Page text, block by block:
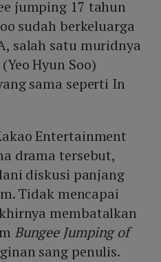
jumping 17 tahun
sudah berkeluarga
salah satu muridnya
Hyun Soo)
sama seperti In
Entertainment
drama tersebut,
diskusi panjang
Tidak mencapai
membatalkan
Bungee Jumping of
sang penulis.